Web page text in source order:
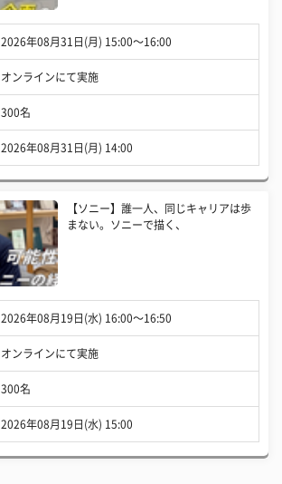
2026年08月31日(月) 15:00〜16:00
オンラインにて実施
300名
2026年08月31日(月) 14:00
【ソニー】誰一人、同じキャリアは歩
まない。ソニーで描く、
2026年08月19日(水) 16:00〜16:50
オンラインにて実施
300名
2026年08月19日(水) 15:00